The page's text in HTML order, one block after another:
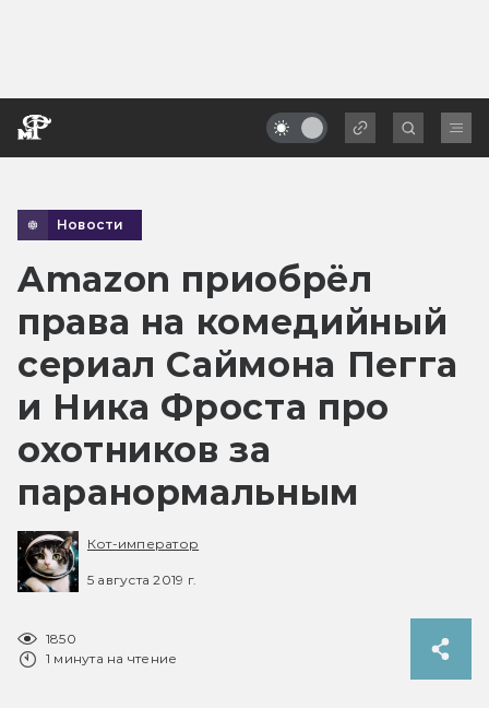
Новости
Amazon приобрёл
права на комедийный
сериал Саймона Пегга
и Ника Фроста про
охотников за
паранормальным
Кот-император
5 августа 2019 г.
1850
1 минута на чтение